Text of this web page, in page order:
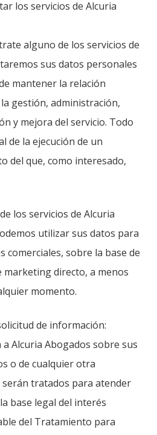
los servicios de Alcuria
alguno de los servicios de
sus datos personales
mantener la relación
gestión, administración,
y mejora del servicio. Todo
de la ejecución de un
del que, como interesado,
los servicios de Alcuria
utilizar sus datos para
comerciales, sobre la base de
directo, a menos
momento.
de información:
Alcuria Abogados sobre sus
o de cualquier otra
tratados para atender
base legal del interés
del Tratamiento para